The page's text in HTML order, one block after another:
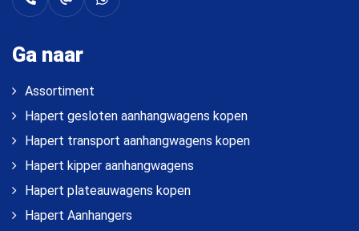
Ga naar
Assortiment
Hapert gesloten aanhangwagens kopen
Hapert transport aanhangwagens kopen
Hapert kipper aanhangwagens
Hapert plateauwagens kopen
Hapert Aanhangers